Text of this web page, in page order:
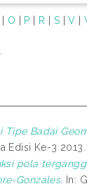
| O | P | R | S |V |
Tipe Badai
Edisi Ke-3 2013.
pola
Gonzales.
In: